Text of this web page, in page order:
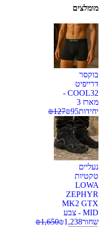
מומלצים
בוקסר
דרייפיט
COOL32 -
מארז 3
יחידות
₪95
₪127
נעליים
טקטיות
LOWA
ZEPHYR
MK2 GTX
MID - צבע
שחור
₪1,238
₪1,650